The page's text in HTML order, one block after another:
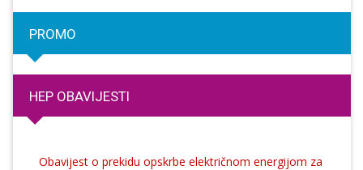
PROMO
HEP OBAVIJESTI
Obavijest o prekidu opskrbe električnom energijom za